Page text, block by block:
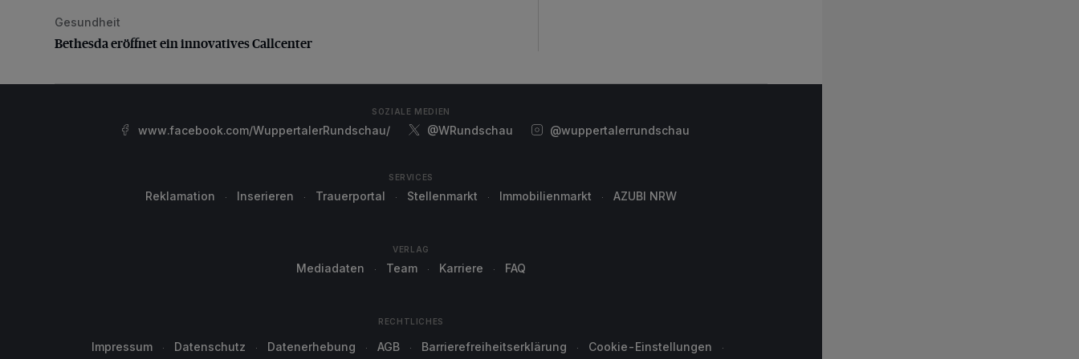
Bethesda eröffnet ein innovatives Callcenter
Gesundheit
Bethesda eröffnet ein innovatives Callcenter
SOZIALE MEDIEN
www.facebook.com/WuppertalerRundschau/ @WRundschau @wuppertalerrundschau
SERVICES
Reklamation Inserieren Trauerportal Stellenmarkt Immobilienmarkt AZUBI NRW
VERLAG
Mediadaten Team Karriere FAQ
RECHTLICHES
Impressum Datenschutz Datenerhebung AGB Barrierefreiheitserklärung Cookie-Einstellungen